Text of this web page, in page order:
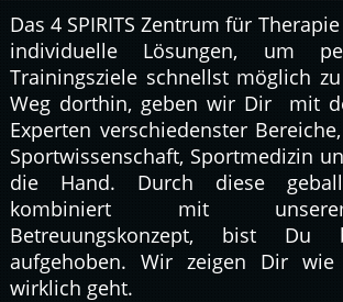
Das 4 SPIRITS Zentrum für
individuelle Lösungen, um
Trainingsziele schnellst möglich
Weg dorthin, geben wir Dir mit
Experten verschiedenster
Sportwissenschaft, Sportmedizin
die Hand. Durch diese
kombiniert mit
Betreuungskonzept, bist
aufgehoben. Wir zeigen Dir
wirklich geht.